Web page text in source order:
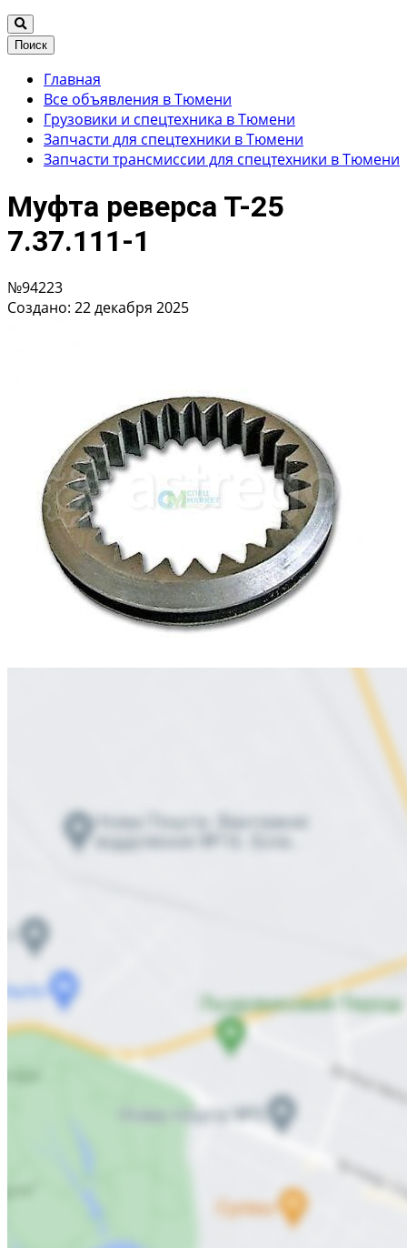
Поиск
Главная
Все объявления в Тюмени
Грузовики и спецтехника в Тюмени
Запчасти для спецтехники в Тюмени
Запчасти трансмиссии для спецтехники в Тюмени
Муфта реверса Т-25
7.37.111-1
№94223
Создано: 22 декабря 2025